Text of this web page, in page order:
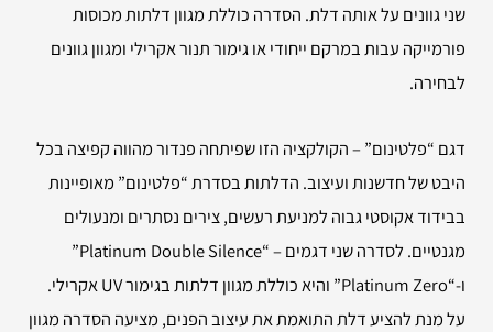
שני גוונים על אותה דלת. הסדרה כוללת מגוון דלתות מכוסות
פורמייקה עבות במרקם ייחודי או גימור תנור אקרילי ומגוון גוונים
לבחירה.
דגם “פלטינום” – הקולקציה הזו שפיתחה פנדור מהווה קפיצה בכל
היבט של חדשנות ועיצוב. הדלתות בסדרת “פלטינום” מאופיינות
בבידוד אקוסטי גבוה למניעת רעשים, צירים נסתרים ומנעולים
מגנטיים. לסדרה שני דגמים – “Platinum Double Silence”
ו-“Platinum Zero” והיא כוללת מגוון דלתות בגימור UV אקרילי.
על מנת להציע דלת התואמת את עיצוב הפנים, מציעה הסדרה מגוון